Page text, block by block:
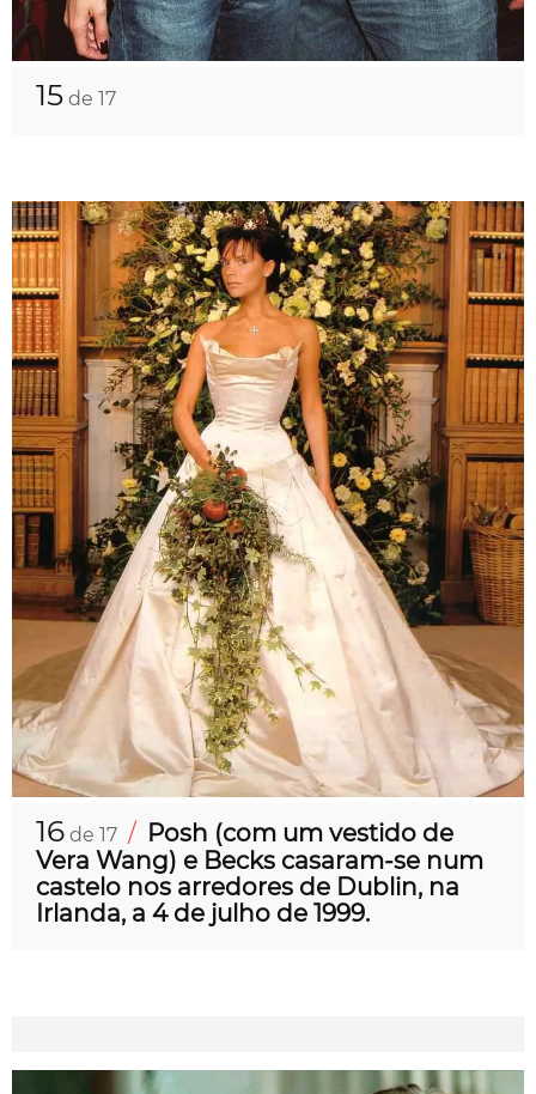
15 de 17
16 de 17 / Posh (com um vestido de
Vera Wang) e Becks casaram-se num
castelo nos arredores de Dublin, na
Irlanda, a 4 de julho de 1999.